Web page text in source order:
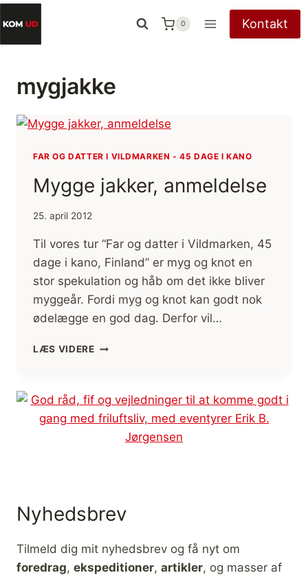
Fortsæt
til
indhold
0 Kontakt
mygjakke
FAR OG DATTER I VILDMARKEN - 45 DAGE I KANO
Mygge jakker, anmeldelse
25. april 2012
Til vores tur “Far og datter i Vildmarken, 45
dage i kano, Finland” er myg og knot en
stor spekulation og håb om det ikke bliver
myggeår. Fordi myg og knot kan godt nok
ødelægge en god dag. Derfor vil…
LÆS VIDEREMYGGE
Nyhedsbrev
Tilmeld dig mit nyhedsbrev og få nyt om
foredrag, ekspeditioner, artikler, og masser af